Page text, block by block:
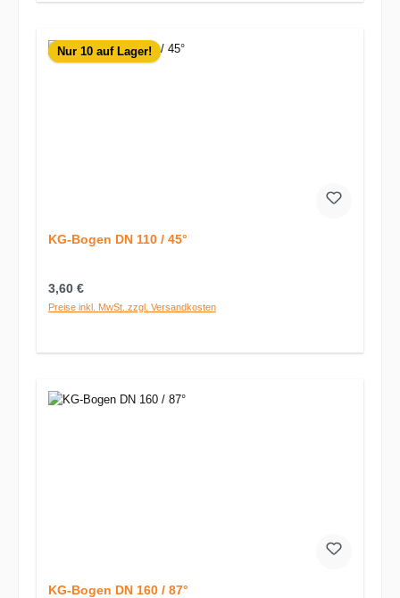
Nur 10 auf Lager!
KG-Bogen DN 110 / 45°
Regulärer Preis:
3,60 €
Preise inkl. MwSt. zzgl. Versandkosten
KG-Bogen DN 160 / 87°